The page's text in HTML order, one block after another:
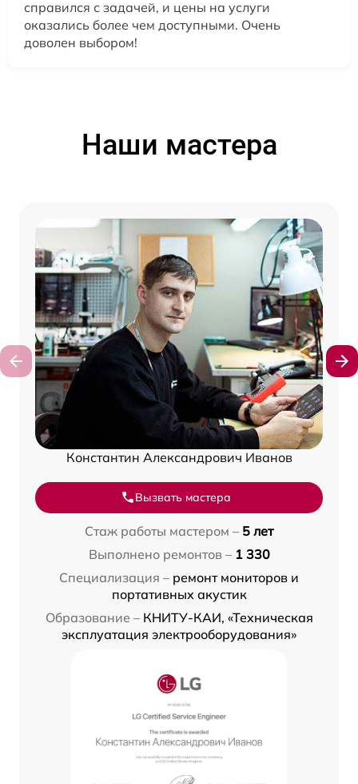
справился с задачей, и цены на услуги
оказались более чем доступными. Очень
доволен выбором!
Наши мастера
Константин Александрович Иванов
Вызвать мастера
Стаж работы мастером – 5 лет
Выполнено ремонтов – 1 330
Специализация – ремонт мониторов и
портативных акустик
Образование – КНИТУ-КАИ, «Техническая
эксплуатация электрооборудования»